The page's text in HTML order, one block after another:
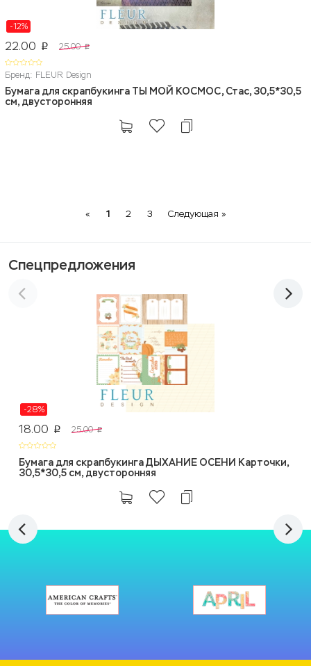
-12%
22.00 p 25.00 p
Бренд: FLEUR Design
Бумага для скрапбукинга ТЫ МОЙ КОСМОС, Стас, 30,5*30,5
см, двусторонняя
«Previous
1 2 3 Следующая »Next
Спецпредложения
-28%
18.00 p 25.00 p
Бумага для скрапбукинга ДЫХАНИЕ ОСЕНИ Карточки,
30,5*30,5 см, двусторонняя